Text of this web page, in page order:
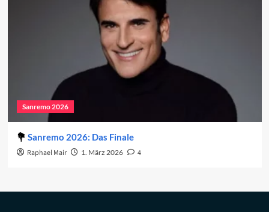
Sanremo 2026
Sanremo 2026: Das Finale
Raphael Mair 1. März 2026 4